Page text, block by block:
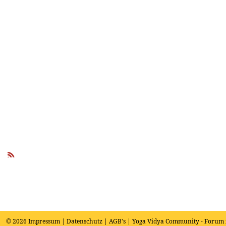
© 2026 Impressum | Datenschutz | AGB's | Yoga Vidya Community -